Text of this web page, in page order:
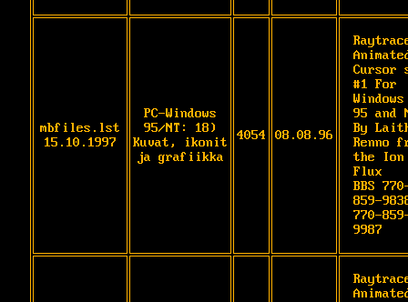
mbfiles.lst
15.10.1997
PC-Windows
95/NT: 18)
Kuvat, ikonit
ja grafiikka
4054 08.08.96
Cursor
#1 For
Windows
95 and
By
Renno
the Ion
Flux
BBS
859-
770-
9987